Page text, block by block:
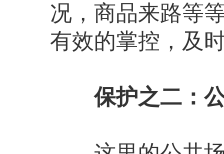
况，商品来路等
有效的掌控，及
保护之二：